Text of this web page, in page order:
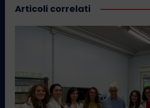
Articoli correlati